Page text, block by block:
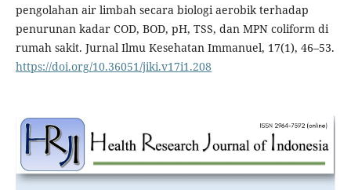
pengolahan air limbah secara biologi aerobik terhadap
penurunan kadar COD, BOD, pH, TSS, dan MPN coliform di
rumah sakit. Jurnal Ilmu Kesehatan Immanuel, 17(1), 46–53.
https://doi.org/10.36051/jiki.v17i1.208